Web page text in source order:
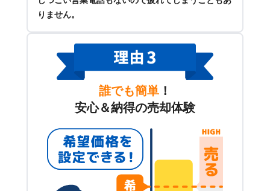
りません。
誰でも簡単 ！
安心＆納得の売却体験